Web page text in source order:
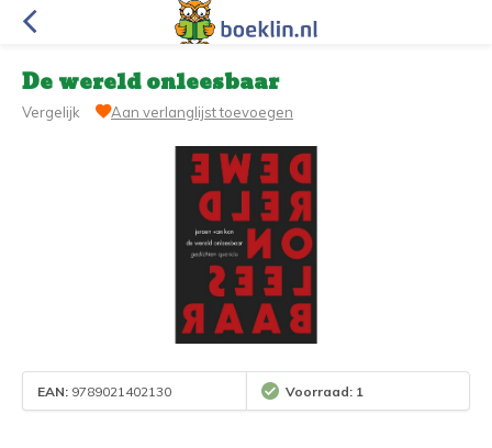
De wereld onleesbaar
Vergelijk Aan verlanglijst toevoegen
EAN: 9789021402130 Voorraad: 1